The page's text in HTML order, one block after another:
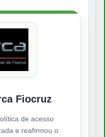
Fiocruz
de acesso
e reafirmou o